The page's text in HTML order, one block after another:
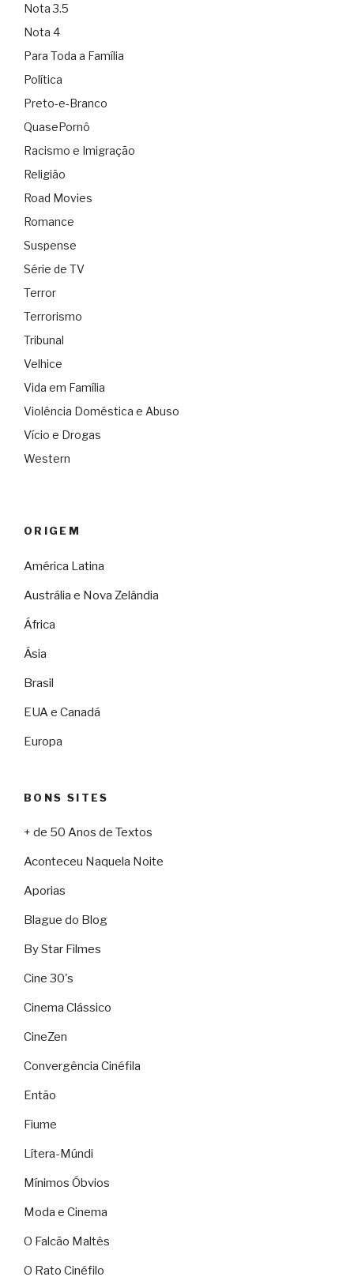
Nota 3.5
Nota 4
Para Toda a Família
Política
Preto-e-Branco
QuasePornô
Racismo e Imigração
Religião
Road Movies
Romance
Suspense
Série de TV
Terror
Terrorismo
Tribunal
Velhice
Vida em Família
Violência Doméstica e Abuso
Vício e Drogas
Western
ORIGEM
América Latina
Austrália e Nova Zelândia
África
Ásia
Brasil
EUA e Canadá
Europa
BONS SITES
+ de 50 Anos de Textos
Aconteceu Naquela Noite
Aporias
Blague do Blog
By Star Filmes
Cine 30's
Cinema Clássico
CineZen
Convergência Cinéfila
Então
Fiume
Lítera-Múndi
Mínimos Óbvios
Moda e Cinema
O Falcão Maltês
O Rato Cinéfilo